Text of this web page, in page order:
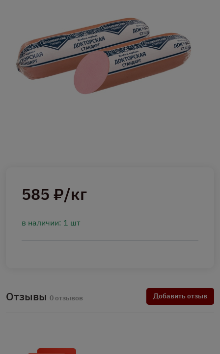
585 ₽/кг
в наличии: 1 шт
Отзывы 0 отзывов Добавить отзыв